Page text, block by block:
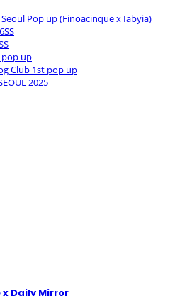
Pop up (Finoacinque x Iabyia)
pop up
Club 1st pop up
2025
Daily Mirror